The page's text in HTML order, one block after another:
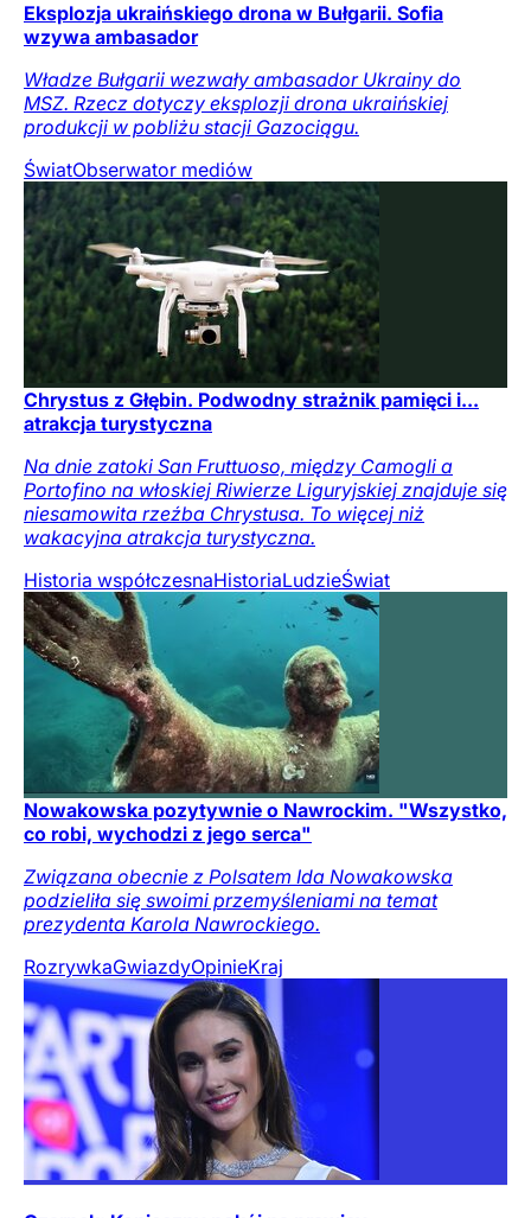
Eksplozja ukraińskiego drona w Bułgarii. Sofia
wzywa ambasador
Władze Bułgarii wezwały ambasador Ukrainy do
MSZ. Rzecz dotyczy eksplozji drona ukraińskiej
produkcji w pobliżu stacji Gazociągu.
ŚwiatObserwator mediów
Chrystus z Głębin. Podwodny strażnik pamięci i...
atrakcja turystyczna
Na dnie zatoki San Fruttuoso, między Camogli a
Portofino na włoskiej Riwierze Liguryjskiej znajduje się
niesamowita rzeźba Chrystusa. To więcej niż
wakacyjna atrakcja turystyczna.
Historia współczesnaHistoriaLudzieŚwiat
Nowakowska pozytywnie o Nawrockim. "Wszystko,
co robi, wychodzi z jego serca"
Związana obecnie z Polsatem Ida Nowakowska
podzieliła się swoimi przemyśleniami na temat
prezydenta Karola Nawrockiego.
RozrywkaGwiazdyOpinieKraj